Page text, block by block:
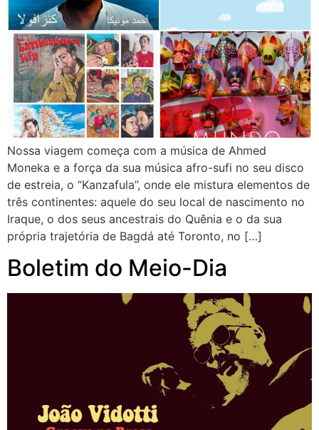
Nossa viagem começa com a música de Ahmed
Moneka e a força da sua música afro-sufi no seu disco
de estreia, o “Kanzafula”, onde ele mistura elementos de
três continentes: aquele do seu local de nascimento no
Iraque, o dos seus ancestrais do Quênia e o da sua
própria trajetória de Bagdá até Toronto, no […]
Boletim do Meio-Dia